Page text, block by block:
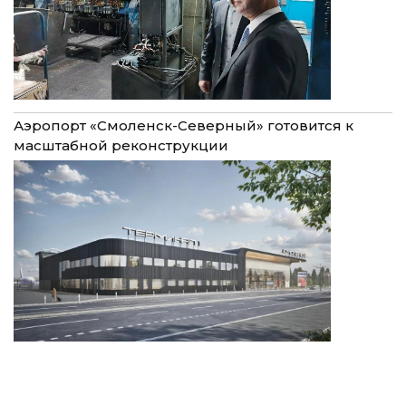
Аэропорт «Смоленск-Северный» готовится к
масштабной реконструкции